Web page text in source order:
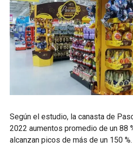
Según el estudio, la canasta de
2022 aumentos promedio de un 88
alcanzan picos de más de un 150